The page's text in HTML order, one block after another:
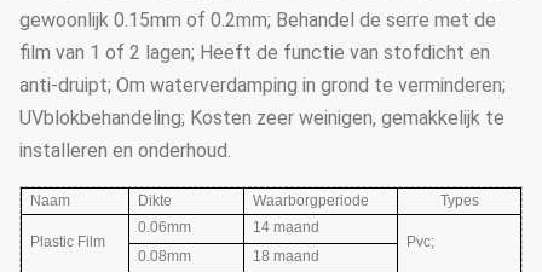
gewoonlijk 0.15mm of 0.2mm; Behandel de serre met de
film van 1 of 2 lagen; Heeft de functie van stofdicht en
anti-druipt; Om waterverdamping in grond te verminderen;
UVblokbehandeling; Kosten zeer weinigen, gemakkelijk te
installeren en onderhoud.
Naam Dikte Waarborgperiode Types
Plastic Film
0.06mm
14 maand
Pvc;
0.08mm
18 maand